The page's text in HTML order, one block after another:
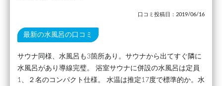
口コミ投稿日：2019/06/16
最新の水風呂の口コミ
サウナ同様、水風呂も3箇所あり。サウナから出てすぐ隣に
水風呂があり導線完璧。 浴室サウナに併設の水風呂は定員
1、２名のコンパクト仕様。 水温は推定17度で標準的か。水